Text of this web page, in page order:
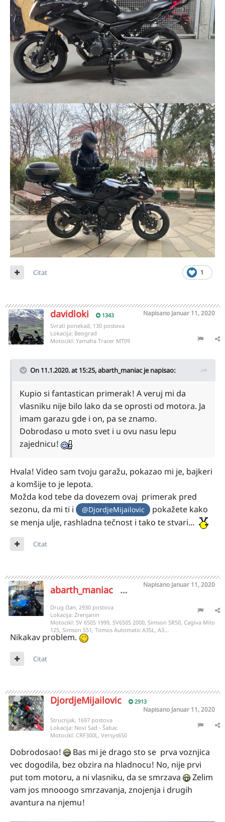
1
Citat
davidloki 1343 Napisano Januar 11, 2020
Svrati ponekad, 130 postova
Lokacija: Beograd
Motocikl: Yamaha Tracer MT09
On 11.1.2020. at 15:25,abarth_maniacje napisao:
Kupio si fantastican primerak! A veruj mi da
vlasniku nije bilo lako da se oprosti od motora. Ja
imam garazu gde i on, pa se znamo.
Dobrodaso u moto svet i u ovu nasu lepu
zajednicu!
Hvala! Video sam tvoju garažu, pokazao mi je, bajkeri
a komšije to je lepota.
Možda kod tebe da dovezem ovaj primerak pred
sezonu, da mi ti i
@DjordjeMijailovic
pokažete kako
se menja ulje, rashladna tečnost i tako te stvari...
Citat
abarth_maniac 7527
Napisano Januar 11, 2020
Drug član, 2930 postova
Lokacija: Zrenjanin
Motocikl: SV 650S 1999, SV650S 2000, Simson SR50, Cagiva Mito
125, Simson S51, Tomos Automatic A3SL, A3...
Nikakav problem.
Citat
DjordjeMijailovic 2913
Napisano Januar 11, 2020
Strucnjak, 1697 postova
Lokacija: Novi Sad - Šabac
Motocikl: CRF300L, Versys650
Dobrodosao!
Bas mi je drago sto se prva voznjica
vec dogodila, bez obzira na hladnocu! No, nije prvi
put tom motoru, a ni vlasniku, da se smrzava
Zelim
vam jos mnooogo smrzavanja, znojenja i drugih
avantura na njemu!